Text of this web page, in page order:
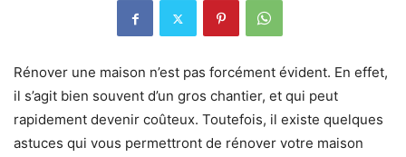
Rénover une maison n’est pas forcément évident. En effet,
il s’agit bien souvent d’un gros chantier, et qui peut
rapidement devenir coûteux. Toutefois, il existe quelques
astuces qui vous permettront de rénover votre maison